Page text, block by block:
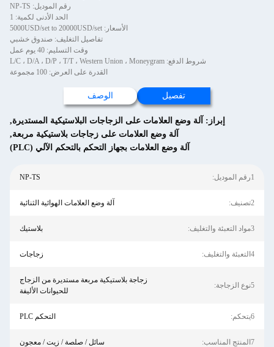
رقم الموديل: NP-TS
الحد الأدنى لكمية: 1
الأسعار: 5000USD/set to 20000USD/set
تفاصيل التغليف: صندوق خشبي
وقت التسليم: 40 يوم عمل
شروط الدفع: L/C ، D/A ، D/P ، T/T ، Western Union ، Moneygram
القدرة على العرض: 100 مجموعة
تفصيل الوصف
إبراز: آلة وضع العلامات على الزجاجات البلاستيكية المستديرة,
آلة وضع العلامات على زجاجات بلاستيكية مربعة,
آلة وضع العلامات بجهاز التحكم بالتحكم الآلي (PLC)
1رقم الموديل: NP-TS
2تصنيف: آلة وضع العلامات الهوائية الثنائية
3مواد التعبئة والتغليف: بلاستيك
4التعبئة والتغليف: زجاجات
5نوع الزجاجة:
زجاجة بلاستيكية مربعة مستديرة من الزجاج
للحيوانات الأليفة
6يتحكم: التحكم PLC
7المنتج المناسب: سائل / صلصة / زيت / معجون